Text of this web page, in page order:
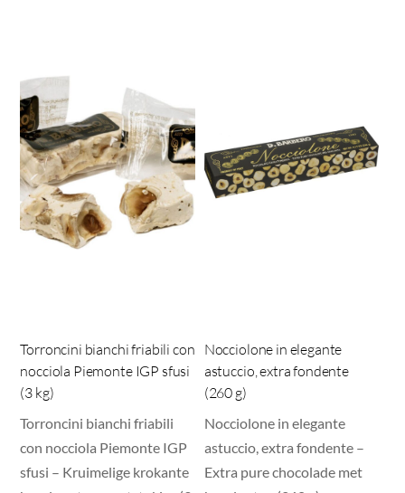
Torroncini bianchi friabili con
nocciola Piemonte IGP sfusi
(3 kg)
Torroncini bianchi friabili
con nocciola Piemonte IGP
sfusi – Kruimelige krokante
Nocciolone in elegante
astuccio, extra fondente
(260 g)
Nocciolone in elegante
astuccio, extra fondente –
Extra pure chocolade met